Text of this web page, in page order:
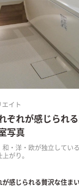
エイト
ぞれが感じられ
写真
和・洋・欧が独立してい
がり。
が感じられる贅沢な住まい